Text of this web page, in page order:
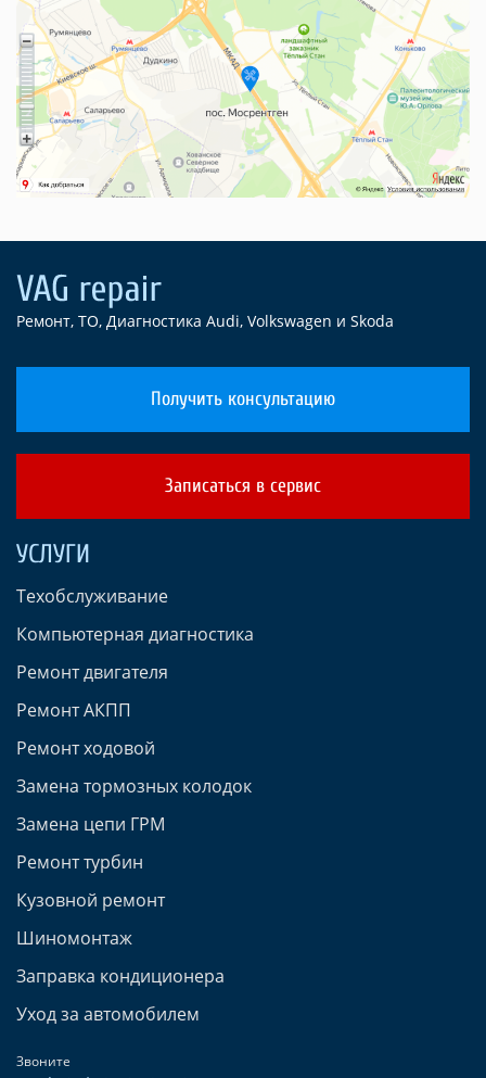
Ремонт, ТО, Диагностика Audi, Volkswagen и Skoda
Получить консультацию
Записаться в сервис
УСЛУГИ
Техобслуживание
Компьютерная диагностика
Ремонт двигателя
Ремонт АКПП
Ремонт ходовой
Замена тормозных колодок
Замена цепи ГРМ
Ремонт турбин
Кузовной ремонт
Шиномонтаж
Заправка кондиционера
Уход за автомобилем
Звоните